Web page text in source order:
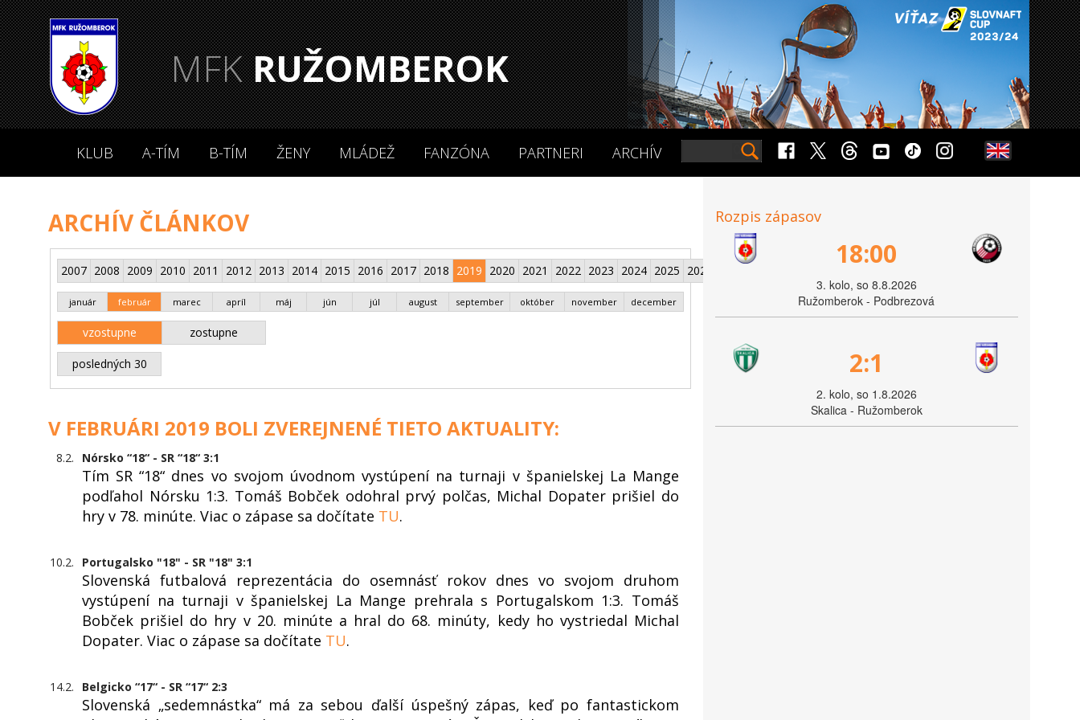
MFKRUŽOMBEROK
KLUB A-TÍM B-TÍM ŽENY MLÁDEŽ FANZÓNA PARTNERI ARCHÍV
ARCHÍV ČLÁNKOV
2007 2008 2009 2010 2011 2012 2013 2014 2015 2016 2017 2018 2019 2020 2021 2022 2023 2024 2025 2026
január február marec apríl máj jún júl august september október november december
vzostupne zostupne
posledných 30
V FEBRUÁRI 2019 BOLI ZVEREJNENÉ TIETO AKTUALITY:
8.2. Nórsko “18“ - SR “18“ 3:1
Tím SR “18“ dnes vo svojom úvodnom vystúpení na turnaji v španielskej La Mange
podľahol Nórsku 1:3. Tomáš Bobček odohral prvý polčas, Michal Dopater prišiel do
hry v 78. minúte. Viac o zápase sa dočítate TU.
10.2. Portugalsko "18" - SR "18" 3:1
Slovenská futbalová reprezentácia do osemnásť rokov dnes vo svojom druhom
vystúpení na turnaji v španielskej La Mange prehrala s Portugalskom 1:3. Tomáš
Bobček prišiel do hry v 20. minúte a hral do 68. minúty, kedy ho vystriedal Michal
Dopater. Viac o zápase sa dočítate TU.
14.2. Belgicko “17“ - SR “17“ 2:3
Slovenská „sedemnástka“ má za sebou ďalší úspešný zápas, keď po fantastickom
Rozpis zápasov
18:00
3. kolo, so 8.8.2026
Ružomberok - Podbrezová
2:1
2. kolo, so 1.8.2026
Skalica - Ružomberok